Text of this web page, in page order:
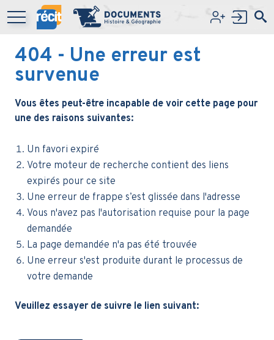
Aller au contenu principal
404 - Une erreur est
survenue
Vous êtes peut-être incapable de voir cette page pour
une des raisons suivantes:
Un favori expiré
Votre moteur de recherche contient des liens
expirés pour ce site
Une erreur de frappe s’est glissée dans l'adresse
Vous n'avez pas l'autorisation requise pour la page
demandée
La page demandée n'a pas été trouvée
Une erreur s'est produite durant le processus de
votre demande
Veuillez essayer de suivre le lien suivant: